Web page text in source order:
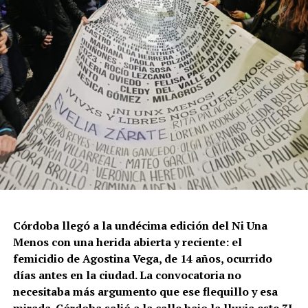
Córdoba llegó a la undécima edición del Ni Una
Menos con una herida abierta y reciente: el
femicidio de Agostina Vega, de 14 años, ocurrido
días antes en la ciudad. La convocatoria no
necesitaba más argumento que ese flequillo y esa